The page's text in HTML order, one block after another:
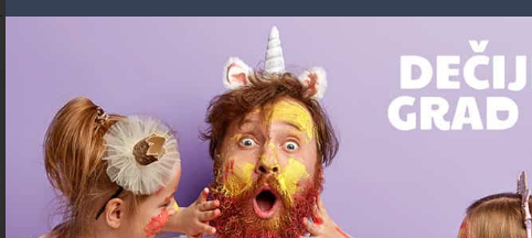
Možda vas zanima i sledeće: